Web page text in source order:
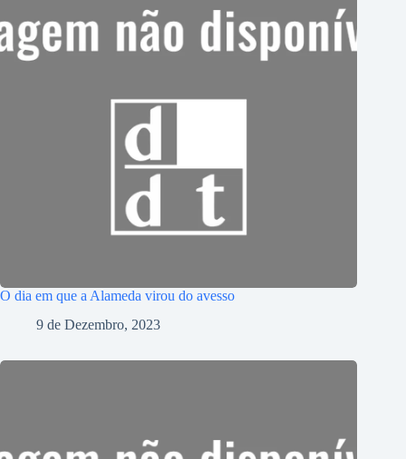
O dia em que a Alameda virou do avesso
9 de Dezembro, 2023